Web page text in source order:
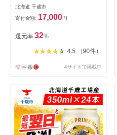
500ml（24本）
北海道 千歳市
寄付金額: 17,000円
還元率 32%
4.5 （90件）
4サイトで掲載中